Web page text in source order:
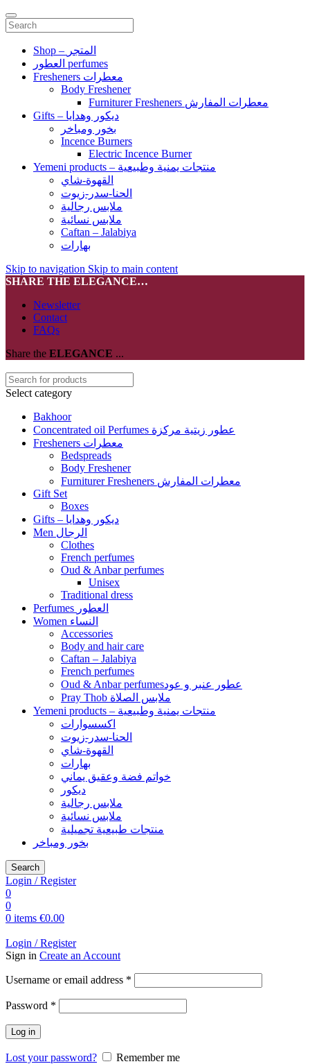
Shop – المتجر
العطور perfumes
Fresheners معطرات
Body Freshener
Furniturer Fresheners معطرات المفارش
Gifts – ديكور وهدايا
بخور ومباخر
Incence Burners
Electric Incence Burner
Yemeni products – منتجات يمنية وطبيعية
القهوة-شاي
الحنا-سدر-زيوت
ملابس رجالية
ملابس نسائية
Caftan – Jalabiya
بهارات
Skip to navigation Skip to main content
SHARE THE ELEGANCE…
Newsletter
Contact
FAQs
Share the ELEGANCE ...
Select category
Bakhoor
Concentrated oil Perfumes عطور زيتية مركزة
Fresheners معطرات
Bedspreads
Body Freshener
Furniturer Fresheners معطرات المفارش
Gift Set
Boxes
Gifts – ديكور وهدايا
Men الرجال
Clothes
French perfumes
Oud & Anbar perfumes
Unisex
Traditional dress
Perfumes العطور
Women النساء
Accessories
Body and hair care
Caftan – Jalabiya
French perfumes
Oud & Anbar perfumesعطور عنبر و عود
Pray Thob ملابس الصلاة
Yemeni products – منتجات يمنية وطبيعية
اكسسوارات
الحنا-سدر-زيوت
القهوة-شاي
بهارات
خواتم فضة وعقيق يماني
ديكور
ملابس رجالية
ملابس نسائية
منتجات طبيعية تجميلية
بخور ومباخر
Search
Login / Register
0
0
0 items €0.00
Login / Register
Sign in Create an Account
Username or email address *
Password *
Log in
Lost your password?
Remember me